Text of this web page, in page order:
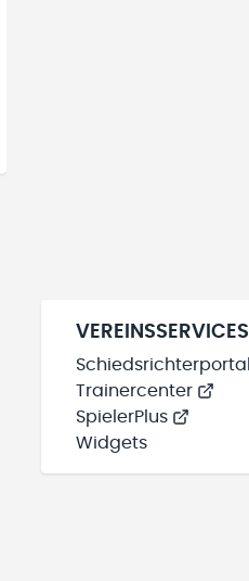
VEREINSSERVICES
Schiedsrichterportal
Trainercenter
SpielerPlus
Widgets